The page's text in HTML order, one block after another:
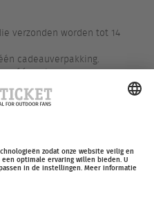
verzonden worden tot 14
cadeauverpakking.
één extra.
rekenen we slechts €1,50